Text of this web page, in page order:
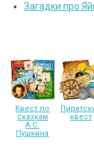
Загадки про
Квест по
сказкам
А.С.
Пушкина
квест